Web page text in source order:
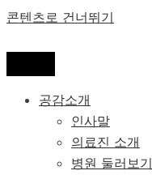
콘텐츠로 건너뛰기
공감소개
인사말
의료진 소개
병원 둘러보기